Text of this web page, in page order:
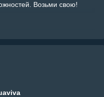
Возьми свою!